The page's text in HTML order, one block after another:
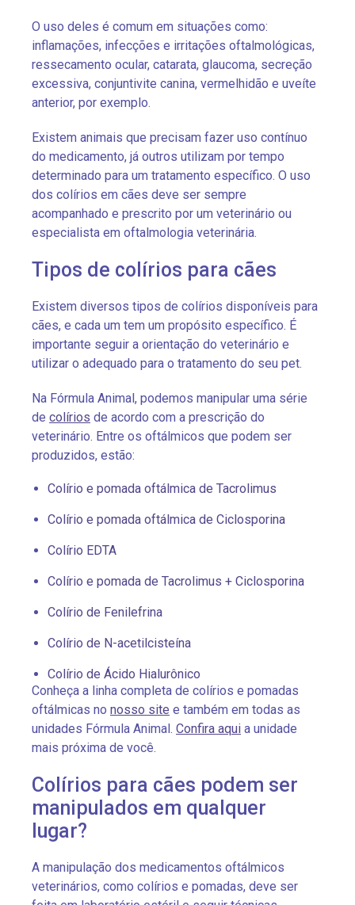
O uso deles é comum em situações como:
inflamações, infecções e irritações oftalmológicas,
ressecamento ocular, catarata, glaucoma, secreção
excessiva, conjuntivite canina, vermelhidão e uveíte
anterior, por exemplo.
Existem animais que precisam fazer uso contínuo
do medicamento, já outros utilizam por tempo
determinado para um tratamento específico. O uso
dos colírios em cães deve ser sempre
acompanhado e prescrito por um veterinário ou
especialista em oftalmologia veterinária.
Tipos de colírios para cães
Existem diversos tipos de colírios disponíveis para
cães, e cada um tem um propósito específico. É
importante seguir a orientação do veterinário e
utilizar o adequado para o tratamento do seu pet.
Na Fórmula Animal, podemos manipular uma série
de colírios de acordo com a prescrição do
veterinário. Entre os oftálmicos que podem ser
produzidos, estão:
Colírio e pomada oftálmica de Tacrolimus
Colírio e pomada oftálmica de Ciclosporina
Colírio EDTA
Colírio e pomada de Tacrolimus + Ciclosporina
Colírio de Fenilefrina
Colírio de N-acetilcisteína
Colírio de Ácido Hialurônico
Conheça a linha completa de colírios e pomadas
oftálmicas no nosso site e também em todas as
unidades Fórmula Animal. Confira aqui a unidade
mais próxima de você.
Colírios para cães podem ser
manipulados em qualquer
lugar?
A manipulação dos medicamentos oftálmicos
veterinários, como colírios e pomadas, deve ser